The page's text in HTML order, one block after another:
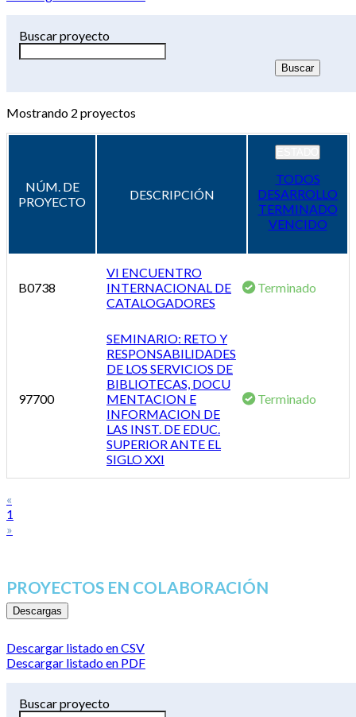
Buscar proyecto
Mostrando 2 proyectos
NÚM. DE
PROYECTO
DESCRIPCIÓN
TODOS
DESARROLLO
TERMINADO
VENCIDO
B0738
VI ENCUENTRO
INTERNACIONAL DE
CATALOGADORES
Terminado
97700
SEMINARIO: RETO Y
RESPONSABILIDADES
DE LOS SERVICIOS DE
BIBLIOTECAS, DOCU
MENTACION E
INFORMACION DE
LAS INST. DE EDUC.
SUPERIOR ANTE EL
SIGLO XXI
Terminado
«
1
»
PROYECTOS EN COLABORACIÓN
Descargas
Descargar listado en CSV
Descargar listado en PDF
Buscar proyecto